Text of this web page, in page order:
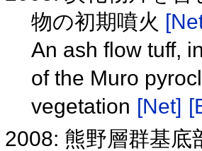
物の初期噴火
An ash flow tuff,
of the Muro
vegetation [Net]
2008: 熊野層群基底